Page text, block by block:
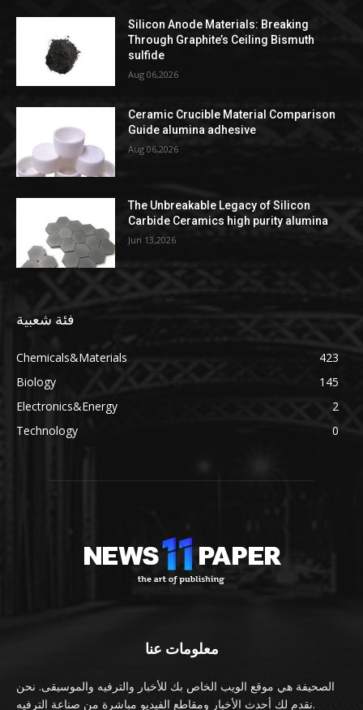
Silicon Anode Materials: Breaking
Through Graphite’s Ceiling Bismuth
sulfide
Aug 06,2026
Ceramic Crucible Material Comparison
Guide alumina adhesive
Aug 06,2026
The Unbreakable Legacy of Silicon
Carbide Ceramics high purity alumina
Jun 13,2026
فئة شعبية
Chemicals&Materials
423
Biology
145
Electronics&Energy
2
Technology
0
معلومات عنا
الصحيفة هي موقع الويب الخاص بك للأخبار والترفيه والموسيقى. نحن
نقدم لك أحدث الأخبار ومقاطع الفيديو مباشرة من صناعة الترفيه.